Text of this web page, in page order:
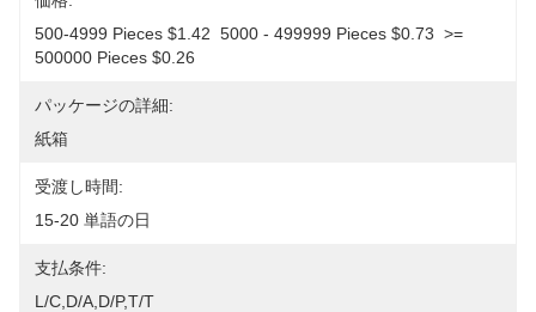
500-4999 Pieces $1.42  5000 - 499999 Pieces $0.73  >=
500000 Pieces $0.26
パッケージの詳細:
紙箱
受渡し時間:
15-20 単語の日
支払条件:
L/C,D/A,D/P,T/T